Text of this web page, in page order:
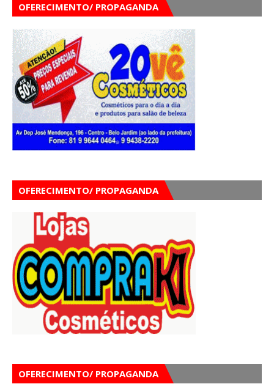
OFERECIMENTO/ PROPAGANDA
OFERECIMENTO/ PROPAGANDA
OFERECIMENTO/ PROPAGANDA